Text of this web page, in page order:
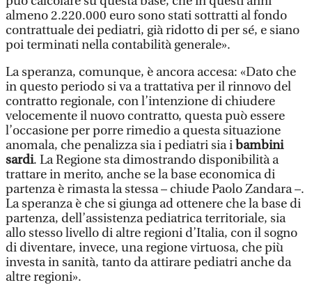
almeno 2.220.000 euro sono stati sottratti al fondo
contrattuale dei pediatri, già ridotto di per sé, e siano
poi terminati nella contabilità generale».
La speranza, comunque, è ancora accesa: «Dato che
in questo periodo si va a trattativa per il rinnovo del
contratto regionale, con l’intenzione di chiudere
velocemente il nuovo contratto, questa può essere
l’occasione per porre rimedio a questa situazione
anomala, che penalizza sia i pediatri sia i bambini
sardi. La Regione sta dimostrando disponibilità a
trattare in merito, anche se la base economica di
partenza è rimasta la stessa – chiude Paolo Zandara –.
La speranza è che si giunga ad ottenere che la base di
partenza, dell’assistenza pediatrica territoriale, sia
allo stesso livello di altre regioni d’Italia, con il sogno
di diventare, invece, una regione virtuosa, che più
investa in sanità, tanto da attirare pediatri anche da
altre regioni».